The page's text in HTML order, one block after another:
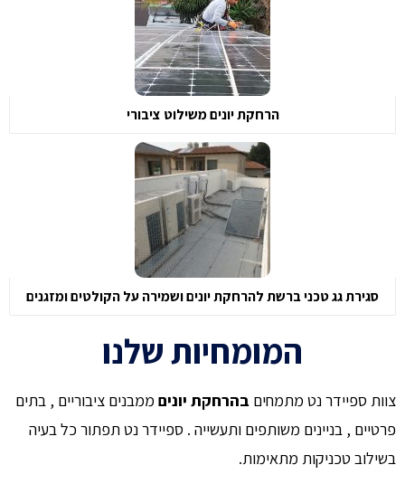
הרחקת יונים משילוט ציבורי
סגירת גג טכני ברשת להרחקת יונים ושמירה על הקולטים ומזגנים
המומחיות שלנו
צוות ספיידר נט מתמחים בהרחקת יונים ממבנים ציבוריים , בתים
פרטיים , בניינים משותפים ותעשייה . ספיידר נט תפתור כל בעיה
בשילוב טכניקות מתאימות.